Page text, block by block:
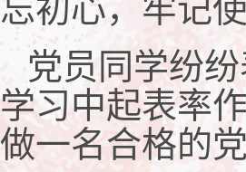
忘初心，牢记
党员同学纷
学习中起表率
做一名合格的党